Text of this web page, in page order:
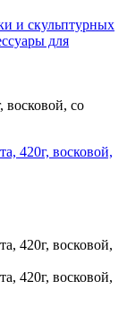
и скульптурных
для
восковой, со